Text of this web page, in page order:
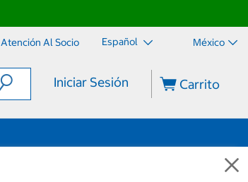
Atención Al Socio Español México
Iniciar Sesión Carrito